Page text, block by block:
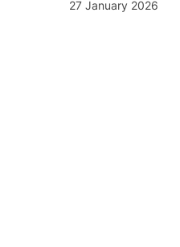
27 January 2026